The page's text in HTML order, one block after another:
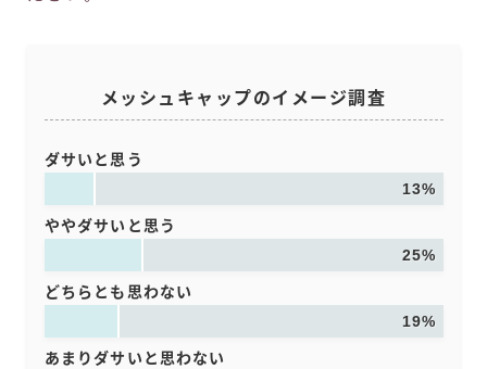
メッシュキャップのイメージ調査
ダサいと思う
13%
ややダサいと思う
25%
どちらとも思わない
19%
あまりダサいと思わない